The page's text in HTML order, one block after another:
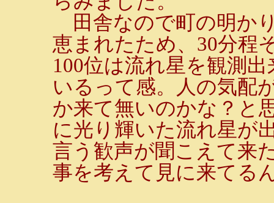
田舎なので町の明か
恵まれたため、30分程
100位は流れ星を観測
いるって感。人の気配
か来て無いのかな？と
に光り輝いた流れ星が
言う歓声が聞こえて来
事を考えて見に来てる